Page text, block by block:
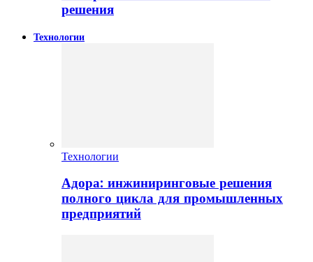
решения
Технологии
Технологии
Адора: инжиниринговые решения
полного цикла для промышленных
предприятий